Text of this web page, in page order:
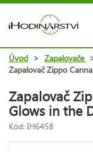
Úvod > Zapalovače
Zapalovač Zippo
Zapalovač
Glows in the
Kód: IH6458